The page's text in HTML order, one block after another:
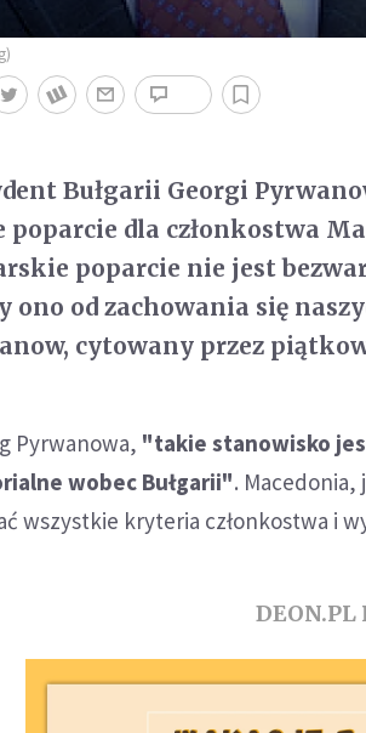
Bułgarii Georgi
poparcie dla członkostwa
poparcie nie jest
ono od zachowania się
cytowany przez
Pyrwanowa, "takie stanowisko
wobec Bułgarii".
wszystkie kryteria członkostwa i
DEON.PL